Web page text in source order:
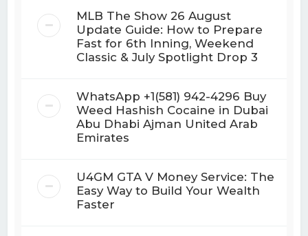
MLB The Show 26 August
Update Guide: How to Prepare
Fast for 6th Inning, Weekend
Classic & July Spotlight Drop 3
WhatsApp +1(581) 942-4296 Buy
Weed Hashish Cocaine in Dubai
Abu Dhabi Ajman United Arab
Emirates
U4GM GTA V Money Service: The
Easy Way to Build Your Wealth
Faster